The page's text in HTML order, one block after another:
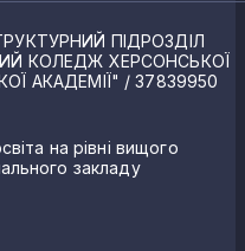
ПІДРОЗДІЛ
КОЛЕДЖ ХЕРСОНСЬКОЇ
АКАДЕМІЇ" / 37839950
на рівні вищого
закладу